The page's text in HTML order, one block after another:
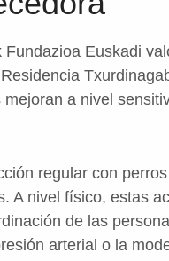
Euskadi
a nivel
regular con
A nivel físico, estas
de las
arterial o la